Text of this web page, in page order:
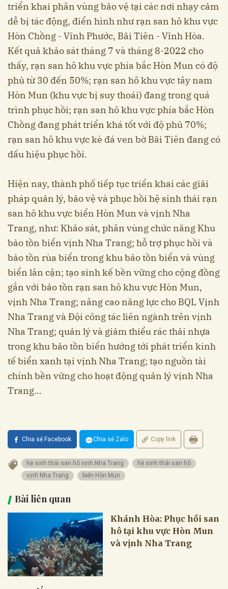
triển khai phân vùng bảo vệ tại các nơi nhạy cảm
dễ bị tác động, điển hình như rạn san hô khu vực
Hòn Chồng - Vĩnh Phước, Bãi Tiên - Vĩnh Hòa.
Kết quả khảo sát tháng 7 và tháng 8-2022 cho
thấy, rạn san hô khu vực phía bắc Hòn Mun có độ
phủ từ 30 đến 50%; rạn san hô khu vực tây nam
Hòn Mun (khu vực bị suy thoái) đang trong quá
trình phục hồi; rạn san hô khu vực phía bắc Hòn
Chồng đang phát triển khá tốt với độ phủ 70%;
rạn san hô khu vực kè đá ven bờ Bãi Tiên đang có
dấu hiệu phục hồi.
Hiện nay, thành phố tiếp tục triển khai các giải
pháp quản lý, bảo vệ và phục hồi hệ sinh thái rạn
san hô khu vực biển Hòn Mun và vịnh Nha
Trang, như: Khảo sát, phân vùng chức năng Khu
bảo tồn biển vịnh Nha Trang; hỗ trợ phục hồi và
bảo tồn rùa biển trong khu bảo tồn biển và vùng
biển lân cận; tạo sinh kế bền vững cho cộng đồng
gắn với bảo tồn rạn san hô khu vực Hòn Mun,
vịnh Nha Trang; nâng cao năng lực cho BQL Vịnh
Nha Trang và Đội công tác liên ngành trên vịnh
Nha Trang; quản lý và giảm thiểu rác thải nhựa
trong khu bảo tồn biển hướng tới phát triển kinh
tế biển xanh tại vịnh Nha Trang; tạo nguồn tài
chính bền vững cho hoạt động quản lý vịnh Nha
Trang…
Chia sẻ Facebook Chia sẻ Zalo Copy link
hệ sinh thái san hô vịnh Nha Trang
hệ sinh thái san hô
vịnh Nha Trang
biển Hòn Mun
Bài liên quan
Khánh Hòa: Phục hồi san
hô tại khu vực Hòn Mun
và vịnh Nha Trang